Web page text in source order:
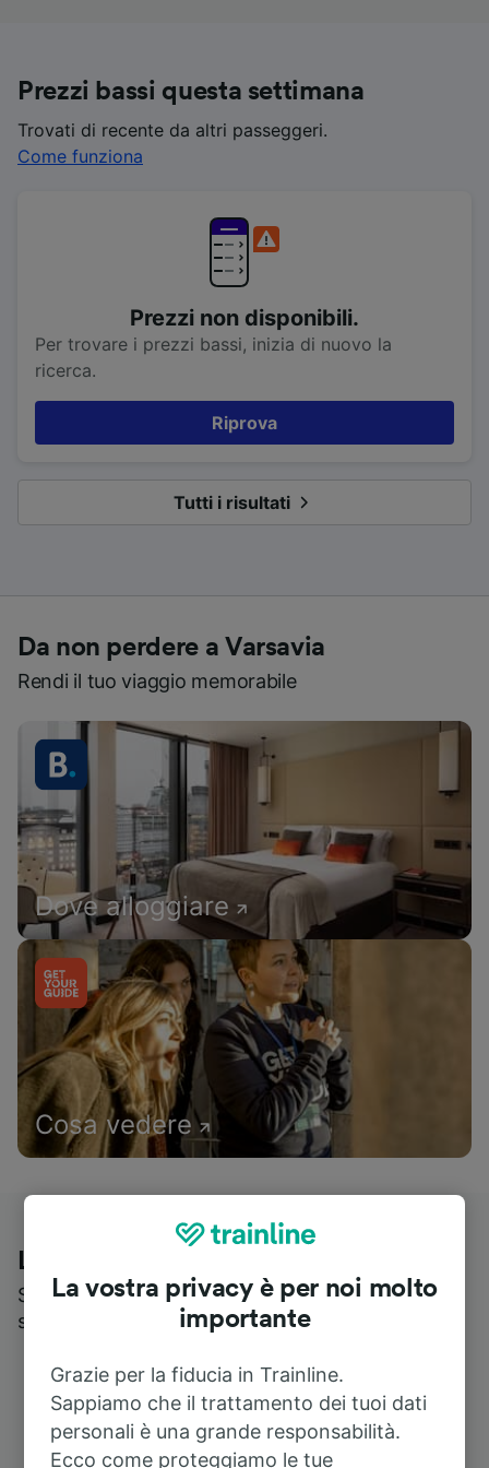
Prezzi bassi questa settimana
Trovati di recente da altri passeggeri.
Come funziona
Prezzi non disponibili.
Per trovare i prezzi bassi, inizia di nuovo la
ricerca.
Riprova
Tutti i risultati
Da non perdere a Varsavia
Rendi il tuo viaggio memorabile
Dove alloggiare
Cosa vedere
Le recensioni dei nostri viaggiatori
Scopri cosa pensa realmente chi utilizza i nostri
servizi
La vostra privacy è per noi molto
importante
Grazie per la fiducia in Trainline.
Sappiamo che il trattamento dei tuoi dati
personali è una grande responsabilità.
Ecco come proteggiamo le tue